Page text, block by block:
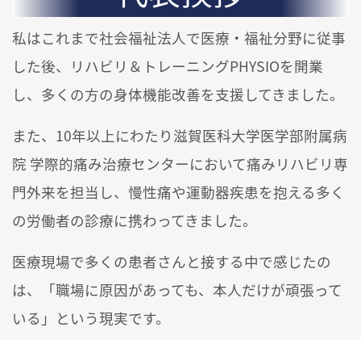
私はこれまで社会福祉法人で医療・福祉分野に従事
した後、リハビリ＆トレーニングPHYSIOを開業
し、多くの方の身体機能改善を支援してきました。
また、10年以上にわたり滋賀医科大学医学部附属病
院 学際的痛み治療センターにおいて痛みリハビリ専
門外来を担当し、慢性痛や運動器疾患を抱える多く
の労働者の診療に携わってきました。
医療現場で多くの患者さんと接する中で感じたの
は、「職場に原因があっても、本人だけが頑張って
いる」という現実です。